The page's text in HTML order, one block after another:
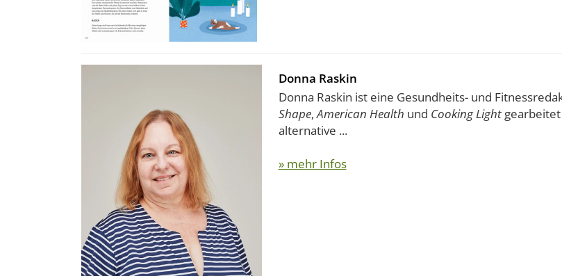
Donna Raskin
Donna Raskin ist eine Gesundheits- und
Shape,American Health und Cooking Lightgearbeitet
alternative ...
» mehr Infos